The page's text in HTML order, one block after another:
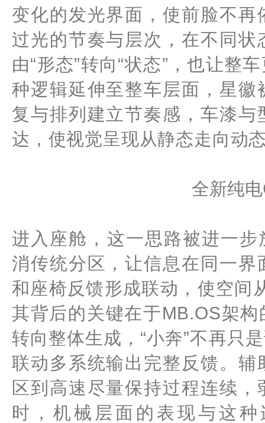
变化的发光界面，使前脸不
过光的节奏与层次，在不同
由“形态”转向“状态”，也让整
种逻辑延伸至整车层面，星
复与排列建立节奏感，车漆
达，使视觉呈现从静态走向动
全新纯
进入座舱，这一思路被进一
消传统分区，让信息在同一
和座椅反馈形成联动，使空间
其背后的关键在于MB.OS架
转向整体生成，“小奔”不再只
联动多系统输出完整反馈。
区到高速尽量保持过程连续
时，机械层面的表现与这